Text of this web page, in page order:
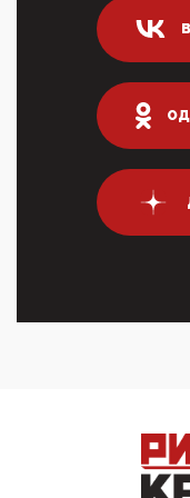
ИНН для
логических
переводах по ...
03:35, 10 Апреля 2026
Суммарное
крупных банках
млрд руб. ...
03:01, 10 Апреля 2026
Террорист и
что союзники
энергети...
Госуслугах уме...
12:01, 10 Апреля 2026
Сионистское